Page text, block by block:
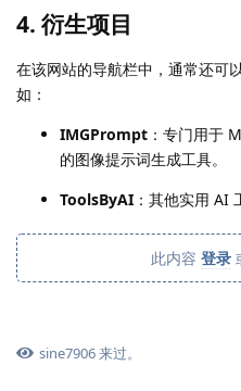
4. 衍生项目
在该网站的导航栏中，通常还可
如：
IMGPrompt ：专门用于
的图像提示词生成工具。
ToolsByAI ：其他实用 AI
此内容 登录
sine7906来过。